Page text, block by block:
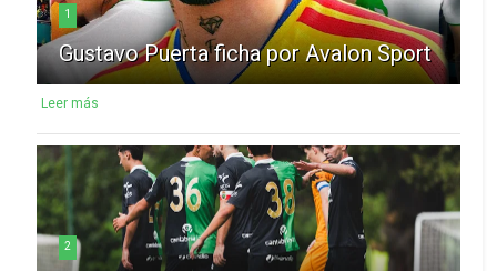
1
Gustavo Puerta ficha por Avalon Sport
Leer más
2